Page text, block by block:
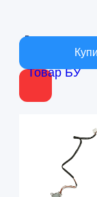
Товар БУ
В наличии